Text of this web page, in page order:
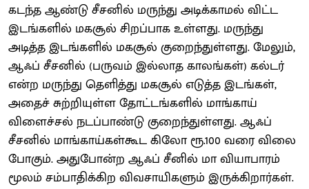
கடந்த ஆண்டு சீசனில் மருந்து அடிக்காமல் விட்ட
இடங்களில் மகசூல் சிறப்பாக உள்ளது. மருந்து
அடித்த இடங்களில் மகசூல் குறைந்துள்ளது. மேலும்,
ஆஃப் சீசனில் (பருவம் இல்லாத காலங்கள்) கல்டர்
என்ற மருந்து தெளித்து மகசூல் எடுத்த இடங்கள்,
அதைச் சுற்றியுள்ள தோட்டங்களில் மாங்காய்
விளைச்சல் நடப்பாண்டு குறைந்துள்ளது. ஆஃப்
சீசனில் மாங்காய்கள்கூட கிலோ ரூ.100 வரை விலை
போகும். அதுபோன்ற ஆஃப் சீனில் மா வியாபாரம்
மூலம் சம்பாதிக்கிற விவசாயிகளும் இருக்கிறார்கள்.